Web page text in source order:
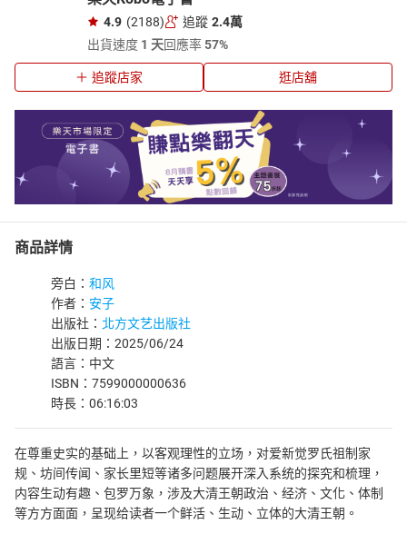
4.9 (2188) 追蹤 2.4萬
出貨速度 1 天回應率57%
追蹤店家 逛店舖
商品詳情
旁白： 和风
作者： 安子
出版社： 北方文艺出版社
出版日期：2025/06/24
語言：中文
ISBN：7599000000636
時長：06:16:03
在尊重史实的基础上，以客观理性的立场，对爱新觉罗氏祖制家
规、坊间传闻、家长里短等诸多问题展开深入系统的探究和梳理，
内容生动有趣、包罗万象，涉及大清王朝政治、经济、文化、体制
等方方面面，呈现给读者一个鲜活、生动、立体的大清王朝。